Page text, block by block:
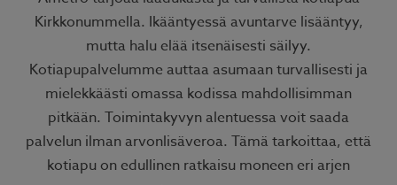
Kirkkonummella. Ikääntyessä avuntarve lisääntyy,
mutta halu elää itsenäisesti säilyy.
Kotiapupalvelumme auttaa asumaan turvallisesti ja
mielekkäästi omassa kodissa mahdollisimman
pitkään. Toimintakyvyn alentuessa voit saada
palvelun ilman arvonlisäveroa. Tämä tarkoittaa, että
kotiapu on edullinen ratkaisu moneen eri arjen